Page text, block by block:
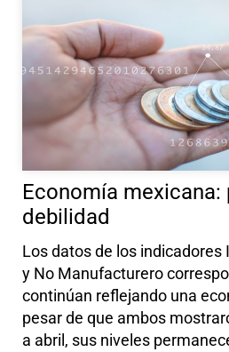
Economía mexicana:
debilidad
Los datos de los
y No Manufacturero
continúan reflejando una
pesar de que ambos
a abril, sus niveles